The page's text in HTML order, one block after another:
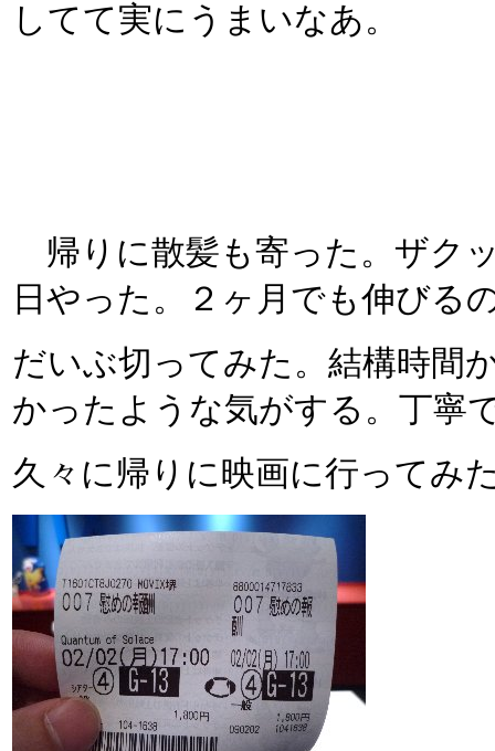
してて実にうまいなあ。
帰りに散髪も寄った。ザク
日やった。２ヶ月でも伸びる
だいぶ切ってみた。結構時間
かったような気がする。丁寧
久々に帰りに映画に行って